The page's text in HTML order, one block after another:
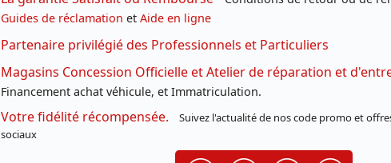
Guides de réclamation et Aide en ligne
Partenaire privilégié des Professionnels et Particuliers
Magasins Concession Officielle et Atelier de réparation et
Financement achat véhicule, et Immatriculation.
Votre fidélité récompensée.
Suivez l'actualité de nos code promo et
sociaux